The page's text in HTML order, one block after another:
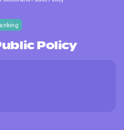
Policy